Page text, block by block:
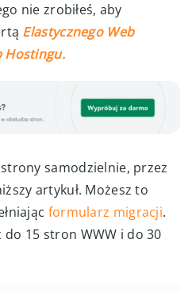
nie zrobiłeś, aby
Elastycznego Web
Hostingu.
samodzielnie, przez
artykuł. Możesz to
formularz migracji.
15 stron WWW i do 30